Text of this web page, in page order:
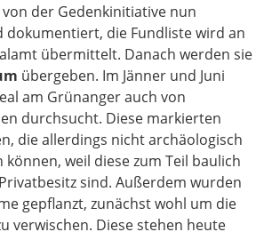
der Gedenkinitiative nun
dokumentiert, die Fundliste wird an
übermittelt. Danach werden sie
übergeben. Im Jänner und Juni
am Grünanger auch von
durchsucht. Diese markierten
die allerdings nicht archäologisch
weil diese zum Teil baulich
sind. Außerdem wurden
gepflanzt, zunächst wohl um die
verwischen. Diese stehen heute